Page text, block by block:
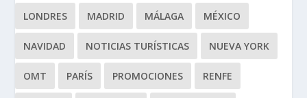
LONDRES MADRID MÁLAGA MÉXICO
NAVIDAD NOTICIAS TURÍSTICAS NUEVA YORK
OMT PARÍS PROMOCIONES RENFE